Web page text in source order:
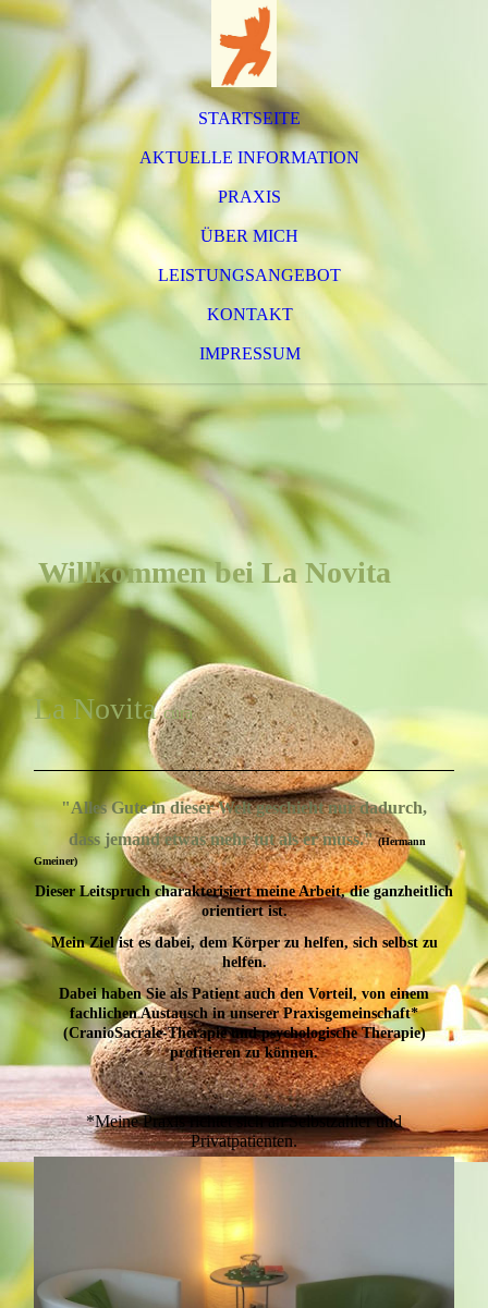
STARTSEITE
AKTUELLE INFORMATION
PRAXIS
ÜBER MICH
LEISTUNGSANGEBOT
KONTAKT
IMPRESSUM
Willkommen bei La Novita
La Novitacura
"Alles Gute in dieser Welt geschieht nur dadurch,
dass jemand etwas mehr tut als er muss."(Hermann
Gmeiner)
Dieser Leitspruch charakterisiert meine Arbeit, die ganzheitlich
orientiert ist.
Mein Ziel ist es dabei, dem Körper zu helfen, sich selbst zu
helfen.
Dabei haben Sie als Patient auch den Vorteil, von einem
fachlichen Austausch in unserer Praxisgemeinschaft*
(CranioSacrale-Therapie und psychologische Therapie)
profitieren zu können.
*Meine Praxis richtet sich an Selbstzahler und
Privatpatienten.